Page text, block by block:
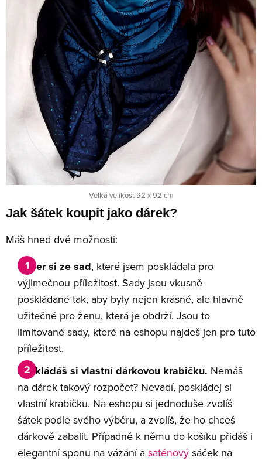
Velká velikost 92 x 92 cm
Jak šátek koupit jako dárek?
Máš hned dvě možnosti:
Vyber si ze sad, které jsem poskládala pro
výjimečnou příležitost. Sady jsou vkusně
poskládané tak, aby byly nejen krásné, ale hlavně
užitečné pro ženu, která je obdrží. Jsou to
limitované sady, které na eshopu najdeš jen pro tuto
příležitost.
Poskládáš si vlastní dárkovou krabičku. Nemáš
na dárek takový rozpočet? Nevadí, poskládej si
vlastní krabičku. Na eshopu si jednoduše zvolíš
šátek podle svého výběru, a zvolíš, že ho chceš
dárkově zabalit. Případně k němu do košíku přidáš i
elegantní sponu na vázání a saténový sáček na